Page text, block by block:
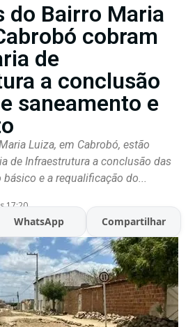
do Bairro Maria
cobram
de
a conclusão
saneamento e
Luiza, em Cabrobó, estão
de Infraestrutura a conclusão das
e a requalificação do...
17:20
WhatsApp Compartilhar